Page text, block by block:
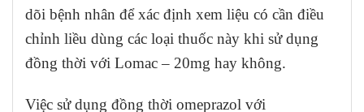
dõi bệnh nhân để xác định xem liệu có cần điều
chỉnh liều dùng các loại thuốc này khi sử dụng
đồng thời với Lomac – 20mg hay không.
Việc sử dụng đồng thời omeprazol với